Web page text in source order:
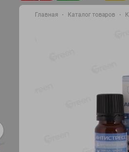
11.99
Главная Каталог товаров